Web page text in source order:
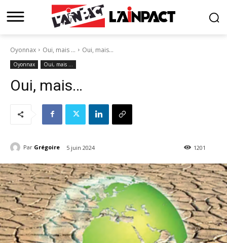
Oyonnax Oui, mais … Oui, mais...
Oyonnax Oui, mais …
Oui, mais…
Par Grégoire 5 juin 2024 1201